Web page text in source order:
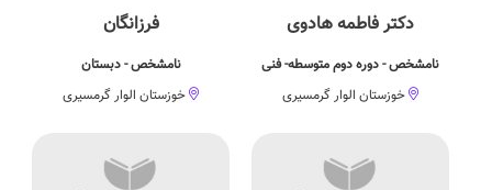
دکتر فاطمه هادوی
نامشخص - دوره دوم متوسطه- فنی
خوزستان الوار گرمسیری
فرزانگان
نامشخص - دبستان
خوزستان الوار گرمسیری